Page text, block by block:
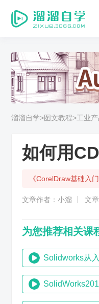
溜溜自学>图文教程>工业产
如何用
《CorelDraw基础入
文章作者：小溜 文
为您推荐相关课
Solidworks从